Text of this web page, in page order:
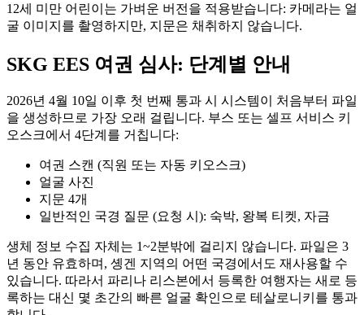
12세 미만 어린이는 가벼운 버전을 적용받습니다: 카메라는 얼
굴 이미지를 촬영하지만, 지문은 채취하지 않습니다.
SKG EES 여권 심사: 단계별 안내
2026년 4월 10일 이후 첫 번째 통과 시 시스템이 처음부터 파일
을 생성하므로 가장 오래 걸립니다. 부스 또는 셀프 서비스 키
오스크에서 4단계를 거칩니다:
여권 스캔 (직원 또는 자동 키오스크)
얼굴 사진
지문 4개
일반적인 국경 질문 (요청 시): 숙박, 왕복 티켓, 자금
생체 정보 수집 자체는 1~2분밖에 걸리지 않습니다. 파일은 3
년 동안 유효하며, 솅겐 지역의 어떤 국경에서도 재사용할 수
있습니다. 따라서 파리나 리스본에서 등록한 여행자는 새로 등
록하는 대신 몇 초간의 빠른 얼굴 확인으로 테살로니키를 통과